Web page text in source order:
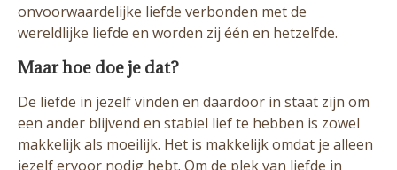
onvoorwaardelijke liefde verbonden met de
wereldlijke liefde en worden zij één en hetzelfde.
Maar hoe doe je dat?
De liefde in jezelf vinden en daardoor in staat zijn om
een ander blijvend en stabiel lief te hebben is zowel
makkelijk als moeilijk. Het is makkelijk omdat je alleen
jezelf ervoor nodig hebt. Om de plek van liefde in